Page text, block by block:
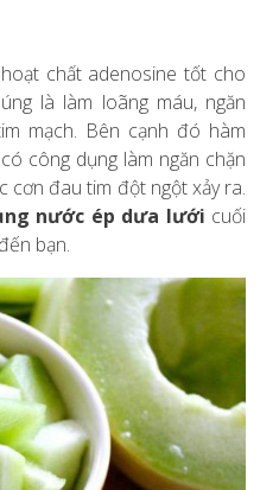
chất adenosine tốt cho
là làm loãng máu, ngăn
mạch. Bên cạnh đó hàm
công dụng làm ngăn chặn
cơn đau tim đột ngột xảy ra.
nước ép dưa lưới cuối
bạn.